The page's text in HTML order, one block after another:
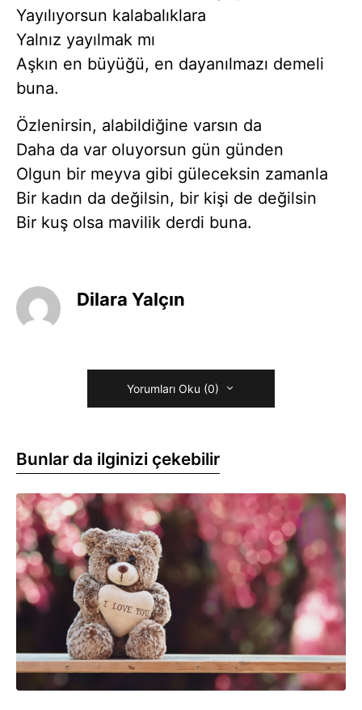
Yayılıyorsun kalabalıklara
Yalnız yayılmak mı
Aşkın en büyüğü, en dayanılmazı demeli
buna.
Özlenirsin, alabildiğine varsın da
Daha da var oluyorsun gün günden
Olgun bir meyva gibi güleceksin zamanla
Bir kadın da değilsin, bir kişi de değilsin
Bir kuş olsa mavilik derdi buna.
Dilara Yalçın
Yorumları Oku (0)
Bunlar da ilginizi çekebilir